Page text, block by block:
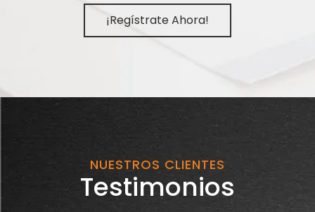
¡Regístrate Ahora!
NUESTROS CLIENTES
Testimonios